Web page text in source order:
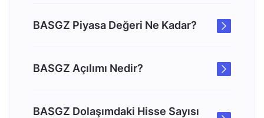
BASGZ Piyasa Değeri Ne Kadar?
BASGZ Açılımı Nedir?
BASGZ Dolaşımdaki Hisse Sayısı